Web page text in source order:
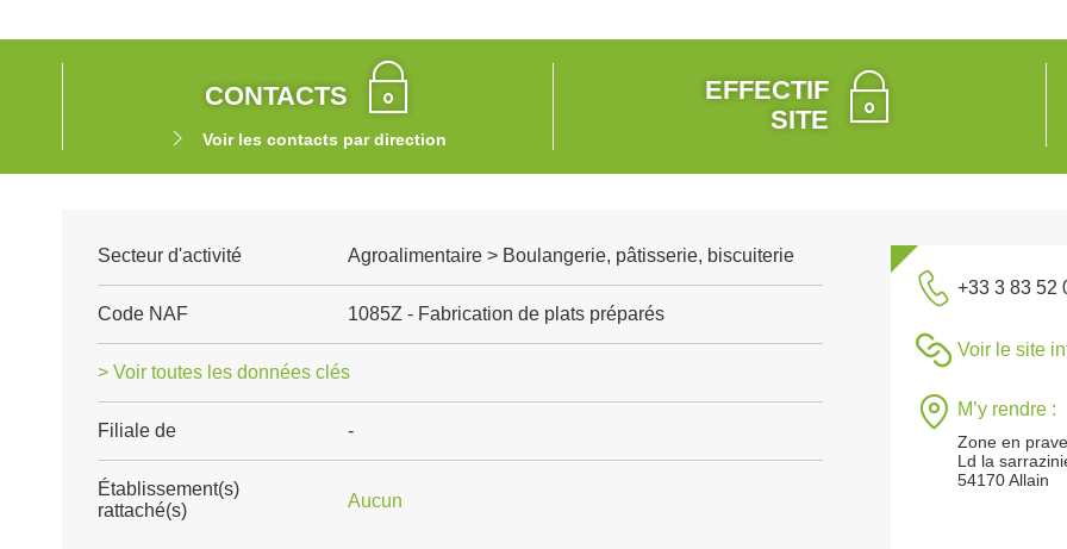
CONTACTS
Voir les contacts par direction
EFFECTIF
SITE
Secteur d'activité Agroalimentaire > Boulangerie, pâtisserie, biscuiterie
Code NAF 1085Z - Fabrication de plats préparés
> Voir toutes les données clés
Filiale de -
Établissement(s)
rattaché(s)
Aucun
+33 3 83 52
Voir le site
M’y rendre :
Zone en
Ld la
54170 Allain